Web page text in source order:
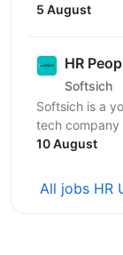
розвитком
5 August
HR
Softsich
Softsich is a
tech company
platforms.
10 August
All jobs HR